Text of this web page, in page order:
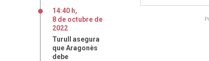
14:40 h,
8 de octubre de
2022
Turull asegura
que Aragonès
debe